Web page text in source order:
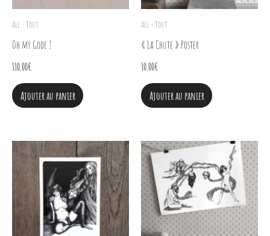
All - Tout
Oh my Gode !
110,00€
Ajouter au panier
All - Tout
« La Chute » Poster
10,00€
Ajouter au panier